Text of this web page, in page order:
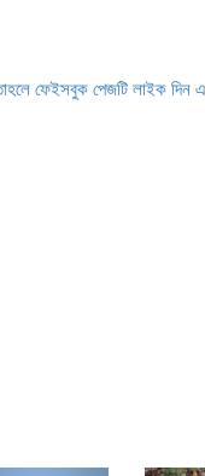
ফেইসবুক পেজটি লাইক